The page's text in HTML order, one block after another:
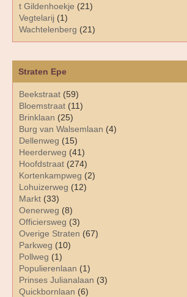
Straten Epe
Beekstraat (59)
Bloemstraat (11)
Brinklaan (25)
Burg van Walsemlaan (4)
Dellenweg (15)
Heerderweg (41)
Hoofdstraat (274)
Kortenkampweg (2)
Lohuizerweg (12)
Markt (33)
Oenerweg (8)
Officiersweg (3)
Overige Straten (67)
Parkweg (10)
Pollweg (1)
Populierenlaan (1)
Prinses Julianalaan (3)
Quickbornlaan (6)
t Gildenhoekje (21)
Vegtelarij (1)
Wachtelenberg (21)